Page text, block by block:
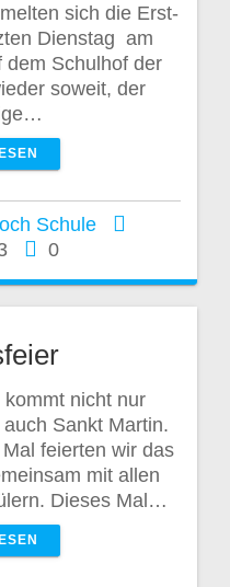
sich die Erst-
Dienstag am
dem Schulhof der
soweit, der
Schule
0
nicht nur
Sankt Martin.
feierten wir das
mit allen
Dieses Mal…